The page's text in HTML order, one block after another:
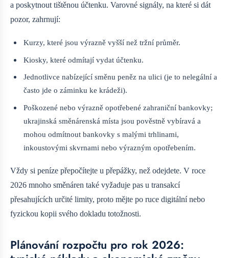
a poskytnout tištěnou účtenku. Varovné signály, na které si dát
pozor, zahrnují:
Kurzy, které jsou výrazně vyšší než tržní průměr.
Kiosky, které odmítají vydat účtenku.
Jednotlivce nabízející směnu peněz na ulici (je to nelegální a
často jde o záminku ke krádeži).
Poškozené nebo výrazně opotřebené zahraniční bankovky;
ukrajinská směnárenská místa jsou pověstně vybíravá a
mohou odmítnout bankovky s malými trhlinami,
inkoustovými skvrnami nebo výrazným opotřebením.
Vždy si peníze přepočítejte u přepážky, než odejdete. V roce
2026 mnoho směnáren také vyžaduje pas u transakcí
přesahujících určité limity, proto mějte po ruce digitální nebo
fyzickou kopii svého dokladu totožnosti.
Plánování rozpočtu pro rok 2026: